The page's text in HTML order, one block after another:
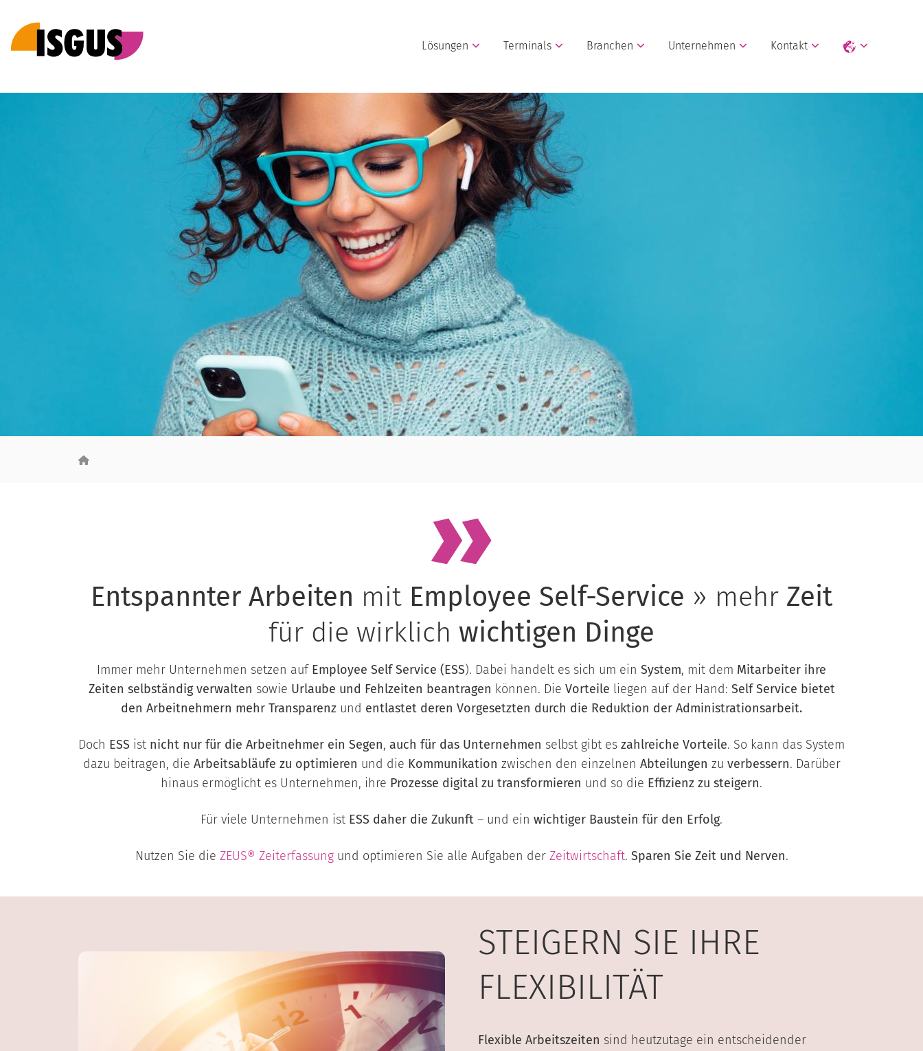
Lösungen Terminals Branchen Unternehmen Kontakt
Entspannter Arbeiten mit Employee Self-Service » mehr Zeit
für die wirklich wichtigen Dinge
Immer mehr Unternehmen setzen aufEmployee Self Service (ESS). Dabei handelt es sich um ein System, mit dem Mitarbeiter ihre
Zeiten selbständig verwalten sowie Urlaube und Fehlzeiten beantragen können. Die Vorteile liegen auf der Hand: Self Service bietet
den Arbeitnehmern mehr Transparenz und entlastet deren Vorgesetzten durch die Reduktion der Administrationsarbeit.
Doch ESS ist nicht nur für die Arbeitnehmer ein Segen, auch für das Unternehmen selbst gibt es zahlreiche Vorteile. So kann das System
dazu beitragen, die Arbeitsabläufe zu optimieren und die Kommunikation zwischen den einzelnen Abteilungen zu verbessern. Darüber
hinaus ermöglicht es Unternehmen, ihre Prozesse digital zu transformieren und so die Effizienz zu steigern.
Für viele Unternehmen ist ESS daher die Zukunft – und ein wichtiger Baustein für den Erfolg.
Nutzen Sie die ZEUS® Zeiterfassungund optimieren Sie alle Aufgaben der Zeitwirtschaft. Sparen Sie Zeit und Nerven.
STEIGERN SIE IHRE
FLEXIBILITÄT
Flexible Arbeitszeiten sind heutzutage ein entscheidender